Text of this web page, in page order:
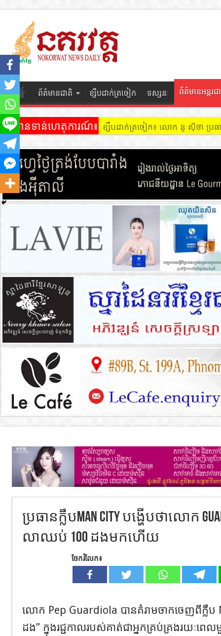
ព័ត៌មានជាតិ ខ្សឹបដាក់ត្រចៀក ទស្សនៈ ព័ត៌មានអន្តរជ
ព័ត៌មានទាន់ហេតុការណ៍៖ ខ្សឹបដាក់ត្រចៀក ៖ អគារ Sky 31
ប្រធានក្លឹបMan City បង្ហើបថាលោក
លាឈប់ 100 ដងមកហើយ
ចែករំលែក៖
លោក Pep Guardiola បានគំរាមចាកចេញពីក្លឹប
ដង” ក្នុងរជ្ជកាលរបស់គាត់ជាអ្នកគ្រប់គ្រងរយៈពេ